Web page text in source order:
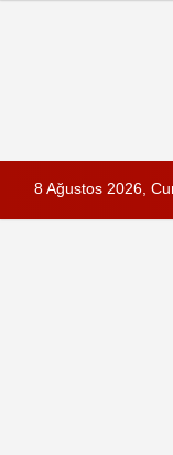
8 Ağustos 2026,